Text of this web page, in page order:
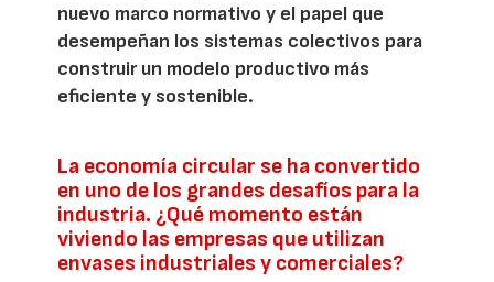
nuevo marco normativo y el papel que
desempeñan los sistemas colectivos para
construir un modelo productivo más
eficiente y sostenible.
La economía circular se ha convertido
en uno de los grandes desafíos para la
industria. ¿Qué momento están
viviendo las empresas que utilizan
envases industriales y comerciales?